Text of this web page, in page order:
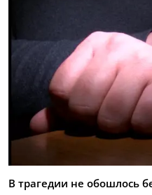
В трагедии не обошлось